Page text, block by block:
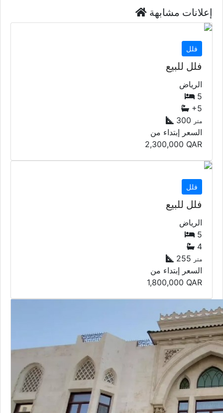
إعلانات مشابهة
فلل
فلل للبيع
الرياض
5
+5
300 متر
السعر إبتداء من
2,300,000 QAR
فلل
فلل للبيع
الرياض
5
4
255 متر
السعر إبتداء من
1,800,000 QAR